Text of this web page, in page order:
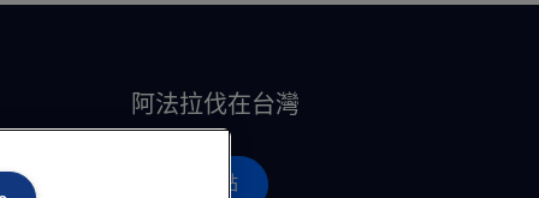
阿法拉伐在台灣
營運據點